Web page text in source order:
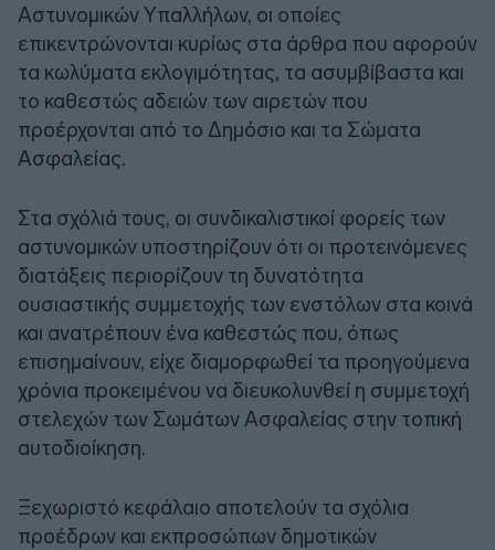
Αστυνομικών Υπαλλήλων, οι οποίες
επικεντρώνονται κυρίως στα άρθρα που αφορούν
τα κωλύματα εκλογιμότητας, τα ασυμβίβαστα και
το καθεστώς αδειών των αιρετών που
προέρχονται από το Δημόσιο και τα Σώματα
Ασφαλείας.
Στα σχόλιά τους, οι συνδικαλιστικοί φορείς των
αστυνομικών υποστηρίζουν ότι οι προτεινόμενες
διατάξεις περιορίζουν τη δυνατότητα
ουσιαστικής συμμετοχής των ενστόλων στα κοινά
και ανατρέπουν ένα καθεστώς που, όπως
επισημαίνουν, είχε διαμορφωθεί τα προηγούμενα
χρόνια προκειμένου να διευκολυνθεί η συμμετοχή
στελεχών των Σωμάτων Ασφαλείας στην τοπική
αυτοδιοίκηση.
Ξεχωριστό κεφάλαιο αποτελούν τα σχόλια
προέδρων και εκπροσώπων δημοτικών